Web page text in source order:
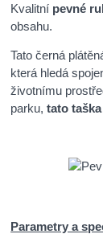
Kvalitní pevné
obsahu.
Tato černá
která hledá
životnímu
parku,tato
Parametry a